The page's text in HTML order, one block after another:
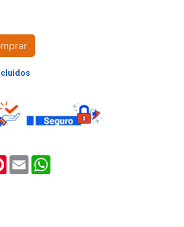
Pinterest
EmailWhatsApp